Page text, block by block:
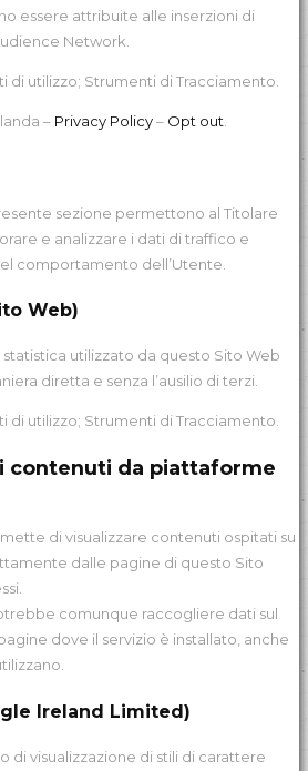
essere attribuite alle inserzioni di
Network.
di utilizzo; Strumenti di Tracciamento.
– Privacy Policy– Opt out
sezione permettono al Titolare
e analizzare i dati di traffico e
comportamento dell’Utente.
Web)
utilizzato da questo Sito Web
diretta e senza l’ausilio di terzi.
di utilizzo; Strumenti di Tracciamento.
contenuti da piattaforme
di visualizzare contenuti ospitati su
dalle pagine di questo Sito
comunque raccogliere dati sul
dove il servizio è installato, anche
Ireland Limited)
di visualizzazione di stili di carattere